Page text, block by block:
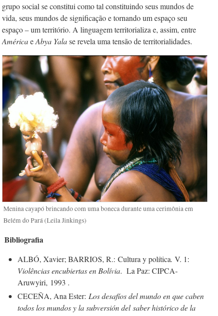
grupo social se constitui como tal constituindo seus mundos de
vida, seus mundos de significação e tornando um espaço seu
espaço – um território. A linguagem territorializa e, assim, entre
AméricaeAbya Yalase revela uma tensão de territorialidades.
Menina cayapó brincando com uma boneca durante uma cerimônia em
Belém do Pará (Leila Jinkings)
Bibliografia
ALBÓ, Xavier; BARRIOS, R.: Cultura y política. V. 1:
Violências encubiertas en Bolívia. La Paz: CIPCA-
Aruwyiri, 1993 .
CECEÑA, Ana Ester: Los desafíos del mundo en que caben
todos los mundos y la subversión delsaber histórico de la